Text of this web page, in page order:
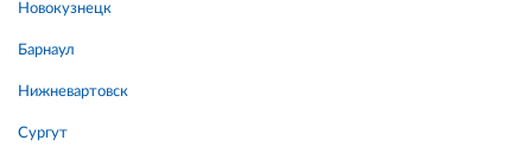
Новокузнецк
Барнаул
Нижневартовск
Сургут